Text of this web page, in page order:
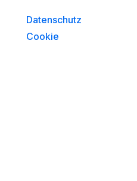
Datenschutz
Cookie